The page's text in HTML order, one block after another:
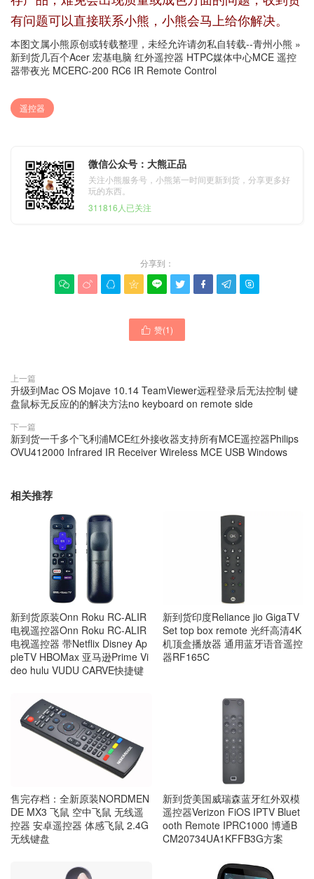
有问题可以直接联系小熊，小熊会马上给你解决。
本图文属小熊原创或转载整理，未经允许请勿私自转载--青州小熊 »
新到货几百个Acer 宏基电脑 红外遥控器 HTPC媒体中心MCE 遥控
器带夜光 MCERC-200 RC6 IR Remote Control
遥控器
微信公众号：大熊正品
关注小熊服务号，小熊第一时间更新到货，分享更多好
玩的东西。
311816人已关注
分享到：
        
 赞(1)
上一篇
升级到Mac OS Mojave 10.14 TeamViewer远程登录后无法控制 键
盘鼠标无反应的的解决方法no keyboard on remote side
下一篇
新到货一千多个飞利浦MCE红外接收器支持所有MCE遥控器Philips
OVU412000 Infrared IR Receiver Wireless MCE USB Windows
相关推荐
新到货原装Onn Roku RC-ALIR
电视遥控器Onn Roku RC-ALIR
电视遥控器 带Netflix Disney Ap
pleTV HBOMax 亚马逊Prime Vi
deo hulu VUDU CARVE快捷键
新到货印度Reliance jio GigaTV
Set top box remote 光纤高清4K
机顶盒播放器 通用蓝牙语音遥控
器RF165C
售完存档：全新原装NORDMEN
DE MX3 飞鼠 空中飞鼠 无线遥
控器 安卓遥控器 体感飞鼠 2.4G
无线键盘
新到货美国威瑞森蓝牙红外双模
遥控器Verizon FiOS IPTV Bluet
ooth Remote IPRC1000 博通B
CM20734UA1KFFB3G方案